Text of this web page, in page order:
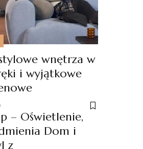
wnętrza w
i wyjątkowe
– Oświetlenie,
Dom i
z